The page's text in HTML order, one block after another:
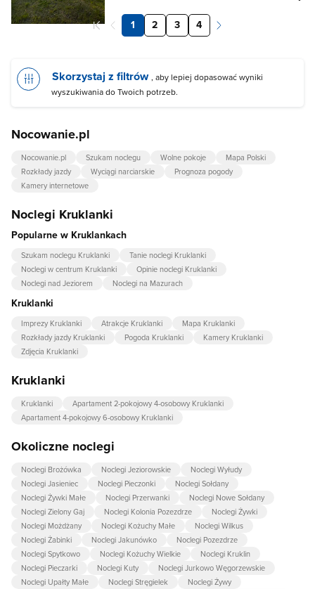
1 2 3 4
Skorzystaj z filtrów , aby lepiej dopasować wyniki
wyszukiwania do Twoich potrzeb.
Nocowanie.pl
Nocowanie.pl Szukam noclegu Wolne pokoje
Mapa Polski
Rozkłady jazdy
Wyciągi narciarskie
Prognoza pogody
Kamery internetowe
Noclegi Kruklanki
Popularne w Kruklankach
Szukam noclegu Kruklanki
Tanie noclegi Kruklanki
Noclegi w centrum Kruklanki
Opinie noclegi Kruklanki
Noclegi nad Jeziorem
Noclegi na Mazurach
Kruklanki
Imprezy Kruklanki Atrakcje Kruklanki
Mapa Kruklanki
Rozkłady jazdy Kruklanki
Pogoda Kruklanki
Kamery Kruklanki
Zdjęcia Kruklanki
Kruklanki
Kruklanki
Apartament 2-pokojowy 4-osobowy Kruklanki
Apartament 4-pokojowy 6-osobowy Kruklanki
Okoliczne noclegi
Noclegi Brożówka Noclegi Jeziorowskie
Noclegi Wyłudy
Noclegi Jasieniec
Noclegi Pieczonki
Noclegi Sołdany
Noclegi Żywki Małe
Noclegi Przerwanki
Noclegi Nowe Sołdany
Noclegi Zielony Gaj
Noclegi Kolonia Pozezdrze
Noclegi Żywki
Noclegi Możdżany
Noclegi Kożuchy Małe
Noclegi Wilkus
Noclegi Żabinki
Noclegi Jakunówko
Noclegi Pozezdrze
Noclegi Spytkowo
Noclegi Kożuchy Wielkie
Noclegi Kruklin
Noclegi Pieczarki
Noclegi Kuty
Noclegi Jurkowo Węgorzewskie
Noclegi Upałty Małe
Noclegi Stręgielek
Noclegi Żywy